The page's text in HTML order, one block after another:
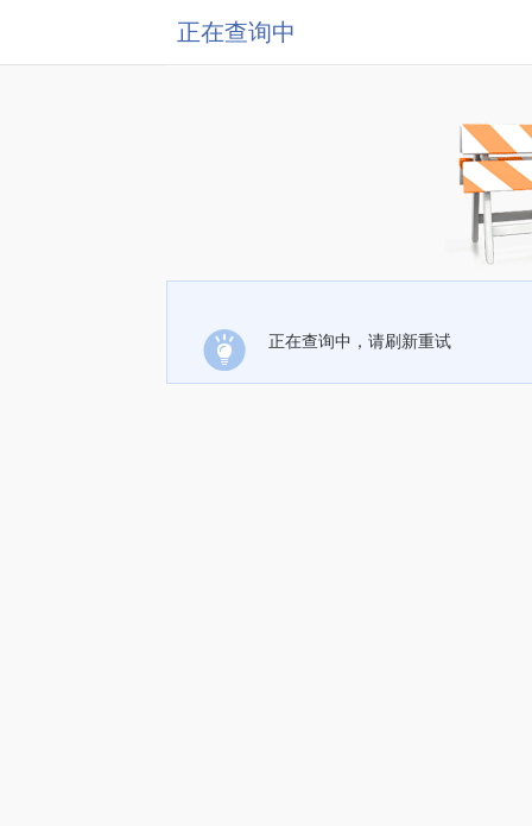
正在查询中
正在查询中，请刷新重试